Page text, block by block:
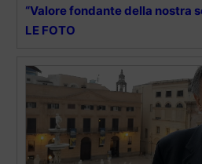
“Valore fondante della nostra
LE FOTO